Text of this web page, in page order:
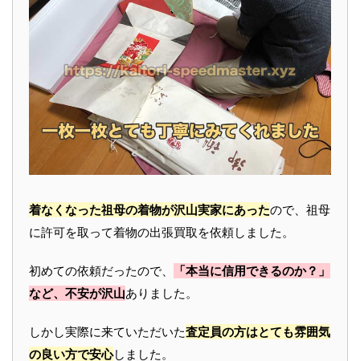
着なくなった祖母の着物が沢山実家にあったので、祖母
に許可を取って着物の出張買取を依頼しました。
初めての依頼だったので、
「本当に信用できるのか？」
など、不安が沢山ありました。
しかし実際に来ていただいた査定員の方はとても雰囲気
の良い方で安心しました。